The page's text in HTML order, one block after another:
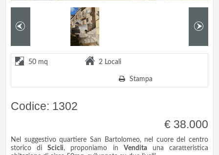
50 mq 2 Locali
Stampa
Codice: 1302
€ 38.000
Nel suggestivo quartiere San Bartolomeo, nel cuore del centro
storico diScicli, proponiamo in Venditauna caratteristica